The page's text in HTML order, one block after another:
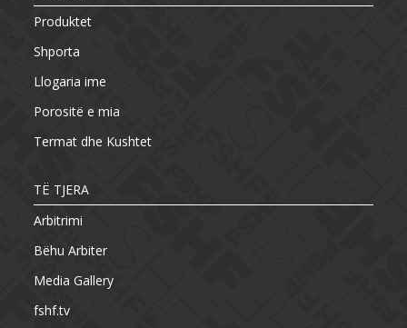
Produktet
Shporta
Llogaria ime
Porositë e mia
Termat dhe Kushtet
TË TJERA
Arbitrimi
Bëhu Arbiter
Media Gallery
fshf.tv